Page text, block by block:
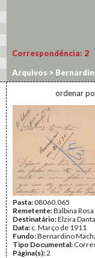
Correspondência: 2
Arquivos >
ordenar
Pasta:08060.065
Remetente:Balbina
Destinatário:Elzira
Data: c. Março de 1911
Fundo:Bernardino
Tipo Documental:
Página(s):2